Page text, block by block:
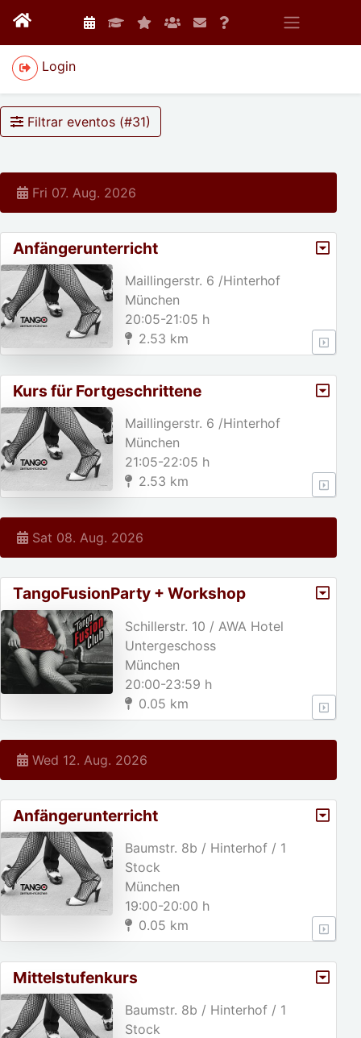
Login
Filtrar eventos (#31)
Fri 07. Aug. 2026
Anfängerunterricht
Maillingerstr. 6 /Hinterhof
München
20:05-21:05 h
2.53 km
Kurs für Fortgeschrittene
Maillingerstr. 6 /Hinterhof
München
21:05-22:05 h
2.53 km
Sat 08. Aug. 2026
TangoFusionParty + Workshop
(Thema:Colgadas+Volcadas)
Schillerstr. 10 / AWA Hotel
Untergeschoss
München
20:00-23:59 h
0.05 km
Wed 12. Aug. 2026
Anfängerunterricht
Baumstr. 8b / Hinterhof / 1
Stock
München
19:00-20:00 h
0.05 km
Mittelstufenkurs
Baumstr. 8b / Hinterhof / 1
Stock